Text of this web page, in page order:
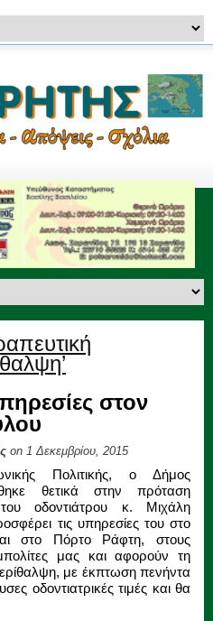
στον
on 1 Δεκεμβρίου, 2015
Πολιτικής, ο Δήμος
θετικά στην πρόταση
οδοντιάτρου κ. Μιχάλη
τις υπηρεσίες του στο
στο Πόρτο Ράφτη, στους
μας και αφορούν τη
με έκπτωση πενήντα
οδοντιατρικές τιμές και θα